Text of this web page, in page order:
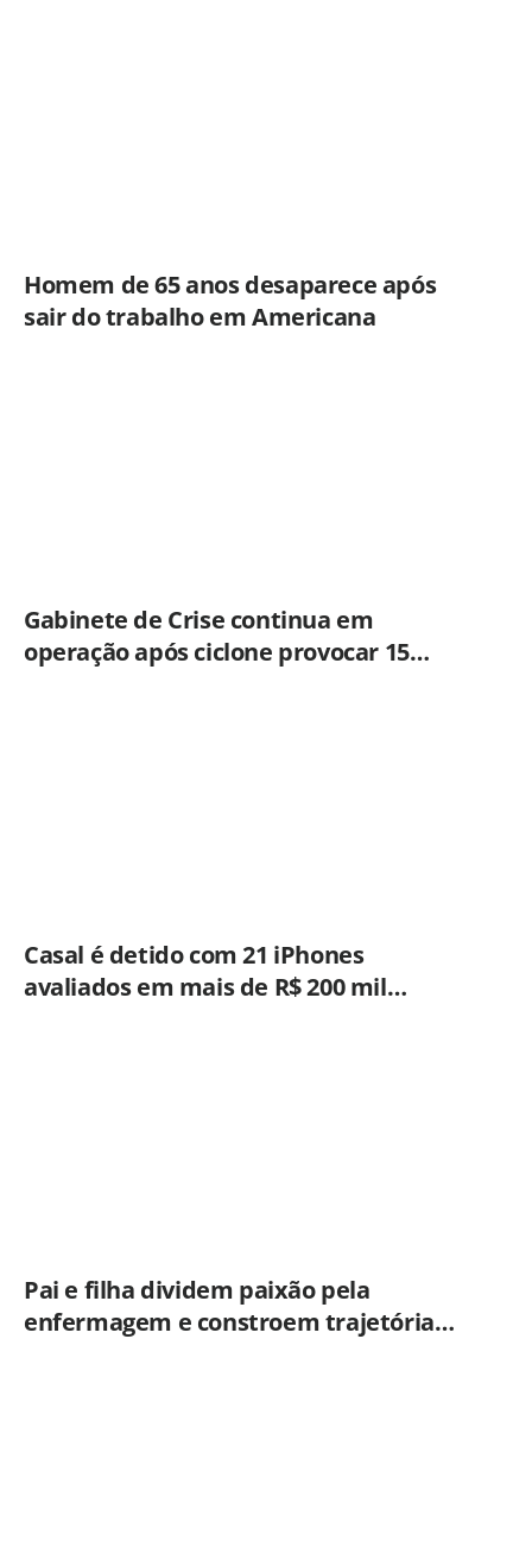
Homem de 65 anos desaparece após
sair do trabalho em Americana
Gabinete de Crise continua em
operação após ciclone provocar 15
Casal é detido com 21 iPhones
avaliados em mais de R$ 200 mil
Pai e filha dividem paixão pela
enfermagem e constroem trajetória